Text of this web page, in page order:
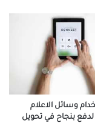
وسائل الاعلام
لدفع بنجاح في تحويل